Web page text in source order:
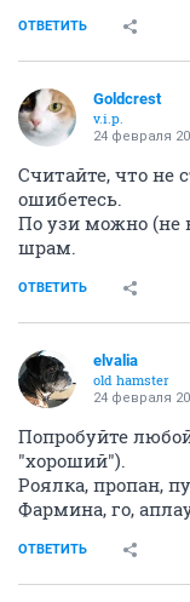
ОТВЕТИТЬ
Goldcrest
v.i.p.
24 февраля
Считайте, что не
ошибетесь.
По узи можно (не
шрам.
ОТВЕТИТЬ
elvalia
old hamster
24 февраля
Попробуйте
"хороший").
Роялка, пропан,
Фармина, го,
ОТВЕТИТЬ